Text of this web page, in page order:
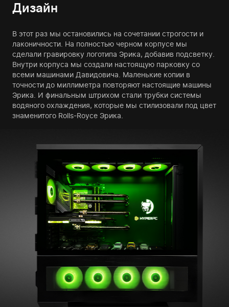
Дизайн
В этот раз мы остановились на сочетании строгости и
лаконичности. На полностью черном корпусе мы
сделали гравировку логотипа Эрика, добавив подсветку.
Внутри корпуса мы создали настоящую парковку со
всеми машинами Давидовича. Маленькие копии в
точности до миллиметра повторяют настоящие машины
Эрика. И финальным штрихом стали трубки системы
водяного охлаждения, которые мы стилизовали под цвет
знаменитого Rolls-Royce Эрика.